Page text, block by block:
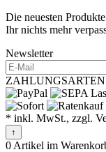
Die neuesten
Ihr nichts mehr
Newsletter
ZAHLUNGSARTEN
* inkl. MwSt., zzgl.
↑
0 Artikel im